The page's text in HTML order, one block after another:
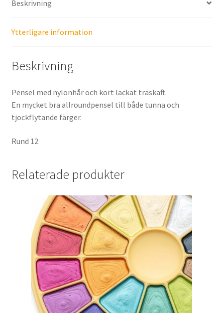
Beskrivning
Ytterligare information
Beskrivning
Pensel med nylonhår och kort lackat träskaft.
En mycket bra allroundpensel till både tunna och
tjockflytande färger.
Rund 12
Relaterade produkter